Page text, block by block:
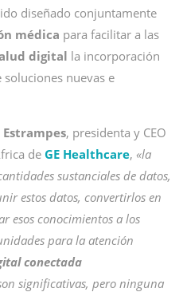
diseñado conjuntamente
médica para facilitar a las
digital la incorporación
nuevas e
, presidenta y CEO
de GE Healthcare, «la
sustanciales de datos,
estos datos, convertirlos en
esos conocimientos a los
para la atención
conectada
significativas, pero ninguna